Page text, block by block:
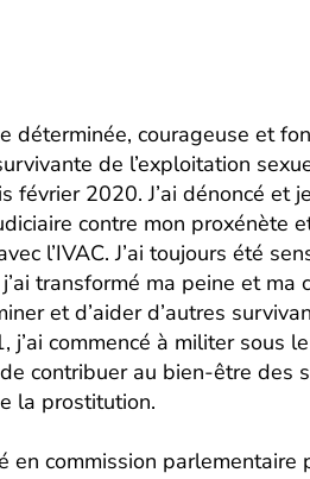
déterminée, courageuse et
de l’exploitation
février 2020. J’ai dénoncé et
contre mon proxénète
l’IVAC. J’ai toujours été
transformé ma peine et ma
et d’aider d’autres
j’ai commencé à militer sous
contribuer au bien-être des
la prostitution.
en commission